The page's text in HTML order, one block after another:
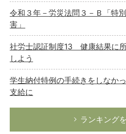
令和３年－労災法問３－Ｂ「特
害」
社労士認証制度13 健康結果に
しよう
学生納付特例の手続きをしなか
支給に
ランキング